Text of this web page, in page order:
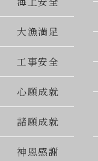
大漁満足
工事安全
心願成就
諸願成就
神恩感謝